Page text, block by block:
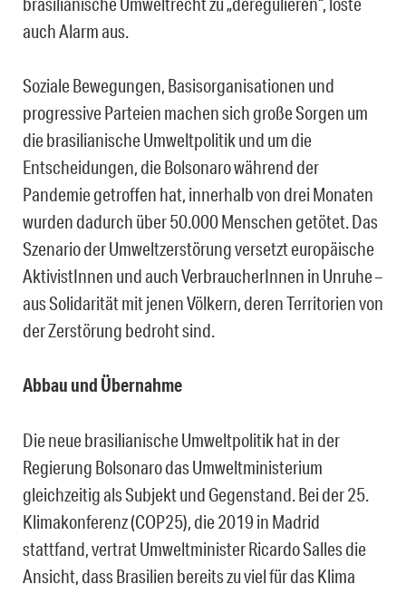
auch Alarm aus.
Soziale Bewegungen, Basisorganisationen und
progressive Parteien machen sich große Sorgen um
die brasilianische Umweltpolitik und um die
Entscheidungen, die Bolsonaro während der
Pandemie getroffen hat, innerhalb von drei Monaten
wurden dadurch über 50.000 Menschen getötet. Das
Szenario der Umweltzerstörung versetzt europäische
AktivistInnen und auch VerbraucherInnen in Unruhe –
aus Solidarität mit jenen Völkern, deren Territorien von
der Zerstörung bedroht sind.
Abbau und Übernahme
Die neue brasilianische Umweltpolitik hat in der
Regierung Bolsonaro das Umweltministerium
gleichzeitig als Subjekt und Gegenstand. Bei der 25.
Klimakonferenz (COP25), die 2019 in Madrid
stattfand, vertrat Umweltminister Ricardo Salles die
Ansicht, dass Brasilien bereits zu viel für das Klima